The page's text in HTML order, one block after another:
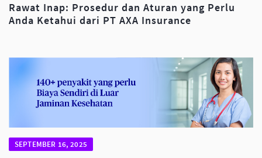
Rawat Inap: Prosedur dan Aturan yang Perlu
Anda Ketahui dari PT AXA Insurance
SEPTEMBER 16, 2025